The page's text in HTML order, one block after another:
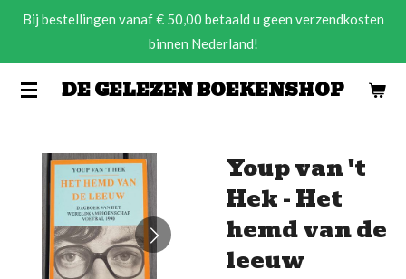
Ga
de
DE GELEZEN BOEKENSHOP
Bij bestellingen vanaf € 50,00 betaald u geen verzendkosten
binnen Nederland!
Youp van 't
Hek - Het
hemd van de
leeuw